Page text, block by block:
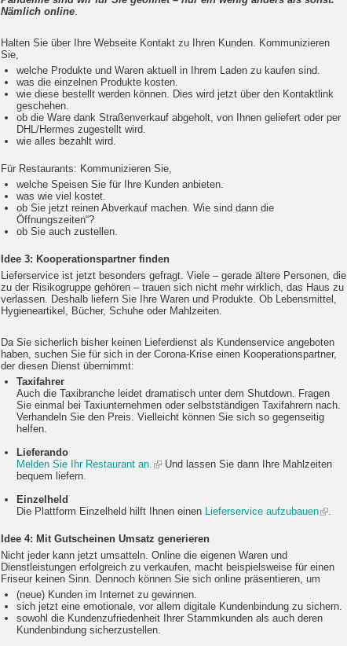
Nämlich online
Halten Sie über Ihre Webseite Kontakt zu Ihren Kunden. Kommunizieren
Sie,
welche Produkte und Waren aktuell in Ihrem Laden zu kaufen sind.
was die einzelnen Produkte kosten.
wie diese bestellt werden können. Dies wird jetzt über den Kontaktlink
geschehen.
ob die Ware dank Straßenverkauf abgeholt, von Ihnen geliefert oder per
DHL/Hermes zugestellt wird.
wie alles bezahlt wird.
Für Restaurants: Kommunizieren Sie,
welche Speisen Sie für Ihre Kunden anbieten.
was wie viel kostet.
ob Sie jetzt reinen Abverkauf machen. Wie sind dann die
Öffnungszeiten“?
ob Sie auch zustellen.
Idee 3: Kooperationspartner finden
Lieferservice ist jetzt besonders gefragt. Viele – gerade ältere Personen, die
zu der Risikogruppe gehören – trauen sich nicht mehr wirklich, das Haus zu
verlassen. Deshalb liefern Sie Ihre Waren und Produkte. Ob Lebensmittel,
Hygieneartikel, Bücher, Schuhe oder Mahlzeiten.
Da Sie sicherlich bisher keinen Lieferdienst als Kundenservice angeboten
haben, suchen Sie für sich in der Corona-Krise einen Kooperationspartner,
der diesen Dienst übernimmt:
Taxifahrer
Auch die Taxibranche leidet dramatisch unter dem Shutdown. Fragen
Sie einmal bei Taxiunternehmen oder selbstständigen Taxifahrern nach.
Verhandeln Sie den Preis. Vielleicht können Sie sich so gegenseitig
helfen.
Lieferando
Melden Sie Ihr Restaurant an.
Und lassen Sie dann Ihre Mahlzeiten
bequem liefern.
Einzelheld
Die Plattform Einzelheld hilft Ihnen einen Lieferservice aufzubauen
Idee 4: Mit Gutscheinen Umsatz generieren
Nicht jeder kann jetzt umsatteln. Online die eigenen Waren und
Dienstleistungen erfolgreich zu verkaufen, macht beispielsweise für einen
Friseur keinen Sinn. Dennoch können Sie sich online präsentieren, um
(neue) Kunden im Internet zu gewinnen.
sich jetzt eine emotionale, vor allem digitale Kundenbindung zu sichern.
sowohl die Kundenzufriedenheit Ihrer Stammkunden als auch deren
Kundenbindung sicherzustellen.